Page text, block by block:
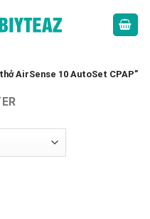
AirSense 10 AutoSet CPAP”